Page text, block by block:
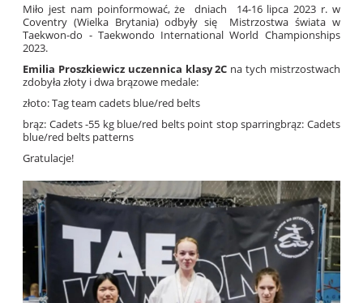
Miło jest nam poinformować, że dniach 14-16 lipca 2023 r. w
Coventry (Wielka Brytania) odbyły się Mistrzostwa świata w
Taekwon-do - Taekwondo International World Championships
2023.
Emilia Proszkiewicz uczennica klasy 2C na tych mistrzostwach
zdobyła złoty i dwa brązowe medale:
złoto: Tag team cadets blue/red belts
brąz: Cadets -55 kg blue/red belts point stop sparringbrąz: Cadets
blue/red belts patterns
Gratulacje!